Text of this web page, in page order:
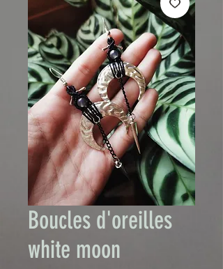
Boucles d'oreilles
white moon